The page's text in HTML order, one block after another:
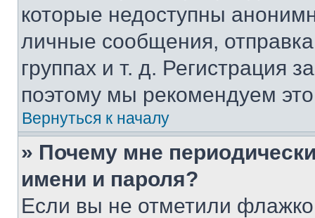
которые недоступны
личные сообщения,
группах и т. д. Регистрация
поэтому мы рекомендуем
Вернуться к началу
» Почему мне
имени и пароля?
Если вы не отметили